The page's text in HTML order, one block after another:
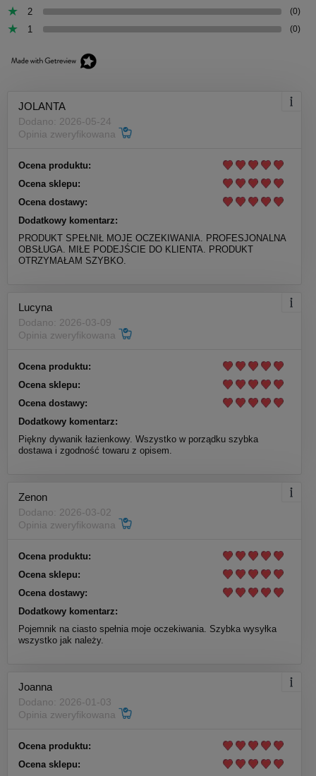
2 (0)
1 (0)
JOLANTA
Dodano: 2026-05-24
Opinia zweryfikowana
Ocena produktu:
Ocena sklepu:
Ocena dostawy:
Dodatkowy komentarz:
PRODUKT SPEŁNIŁ MOJE OCZEKIWANIA. PROFESJONALNA
OBSŁUGA. MIŁE PODEJŚCIE DO KLIENTA. PRODUKT
OTRZYMAŁAM SZYBKO.
Lucyna
Dodano: 2026-03-09
Opinia zweryfikowana
Ocena produktu:
Ocena sklepu:
Ocena dostawy:
Dodatkowy komentarz:
Piękny dywanik łazienkowy. Wszystko w porządku szybka
dostawa i zgodność towaru z opisem.
Zenon
Dodano: 2026-03-02
Opinia zweryfikowana
Ocena produktu:
Ocena sklepu:
Ocena dostawy:
Dodatkowy komentarz:
Pojemnik na ciasto spełnia moje oczekiwania. Szybka wysyłka
wszystko jak należy.
Joanna
Dodano: 2026-01-03
Opinia zweryfikowana
Ocena produktu:
Ocena sklepu: